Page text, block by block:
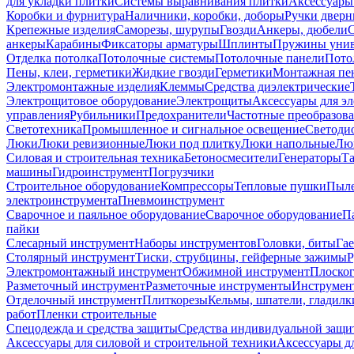
Коробки и фурнитураНаличники, коробки, доборыРучки
Крепежные изделияСаморезы, шурупыГвоздиАнкеры, дюбели
анкерыКарабиныФиксаторы арматурыШплинтыПружины
Отделка потолкаПотолочные системыПотолочные панели
Пены, клеи, герметикиЖидкие гвоздиГерметикиМонтажная
Электромонтажные изделияКлеммыСредства диэлектрические
Электрощитовое оборудованиеЭлектрощитыАксессуары для
управленияРубильникиПредохранителиЧастотные
СветотехникаПромышленное и сигнальное освещение
ЛюкиЛюки ревизионныеЛюки под плиткуЛюки напольные
Силовая и строительная техникаБетоносмесителиГенераторы
машиныГидроинструментПогрузчики
Строительное оборудованиеКомпрессорыТепловые пушки
электроинструментаПневмоинструмент
Сварочное и паяльное оборудованиеСварочное оборудование
пайки
Слесарный инструментНаборы инструментовГоловки, биты
Столярный инструментТиски, струбцины, гейферные зажимы
Электромонтажный инструментОбжимной инструмент
Разметочный инструментРазметочные инструменты
Отделочный инструментПлиткорезыКельмы, шпатели,
работПленки строительные
Спецодежда и средства защитыСредства индивидуальной
Аксессуары для силовой и строительной техникиАксессуары